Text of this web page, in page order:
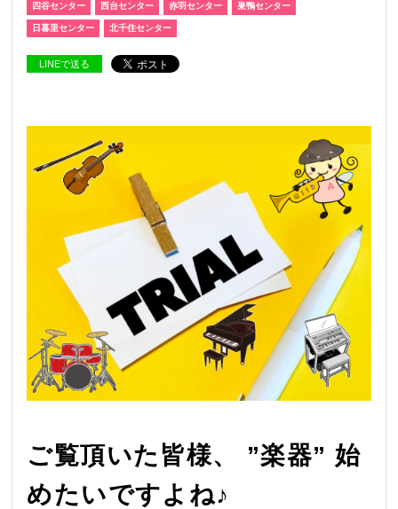
四谷センター 西台センター 赤羽センター 巣鴨センター
日暮里センター 北千住センター
LINEで送る
ご覧頂いた皆様、 ”楽器” 始
めたいですよね♪